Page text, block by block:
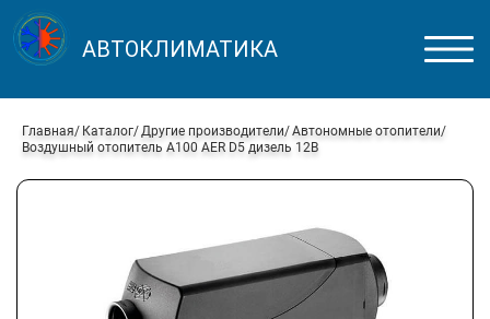
АВТОКЛИМАТИКА
Главная Каталог Другие производители Автономные отопители
Воздушный отопитель A100 AER D5 дизель 12В